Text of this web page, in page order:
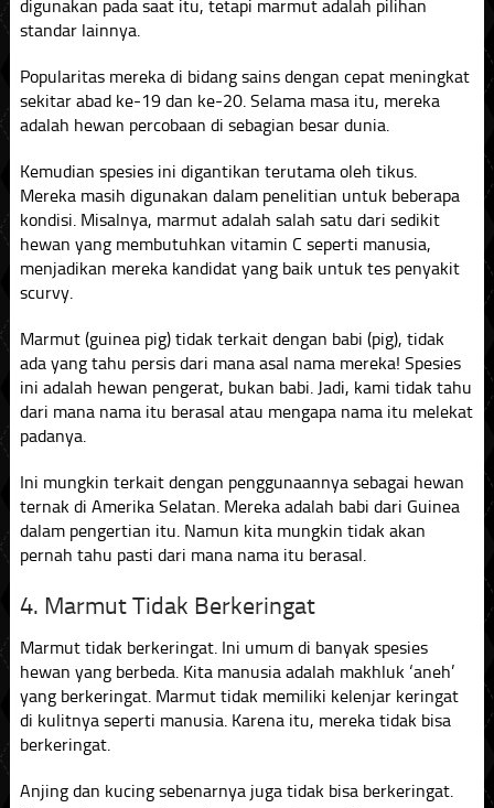
digunakan pada saat itu, tetapi marmut adalah pilihan
standar lainnya.
Popularitas mereka di bidang sains dengan cepat meningkat
sekitar abad ke-19 dan ke-20. Selama masa itu, mereka
adalah hewan percobaan di sebagian besar dunia.
Kemudian spesies ini digantikan terutama oleh tikus.
Mereka masih digunakan dalam penelitian untuk beberapa
kondisi. Misalnya, marmut adalah salah satu dari sedikit
hewan yang membutuhkan vitamin C seperti manusia,
menjadikan mereka kandidat yang baik untuk tes penyakit
scurvy.
Marmut (guinea pig) tidak terkait dengan babi (pig), tidak
ada yang tahu persis dari mana asal nama mereka! Spesies
ini adalah hewan pengerat, bukan babi. Jadi, kami tidak tahu
dari mana nama itu berasal atau mengapa nama itu melekat
padanya.
Ini mungkin terkait dengan penggunaannya sebagai hewan
ternak di Amerika Selatan. Mereka adalah babi dari Guinea
dalam pengertian itu. Namun kita mungkin tidak akan
pernah tahu pasti dari mana nama itu berasal.
4. Marmut Tidak Berkeringat
Marmut tidak berkeringat. Ini umum di banyak spesies
hewan yang berbeda. Kita manusia adalah makhluk ‘aneh’
yang berkeringat. Marmut tidak memiliki kelenjar keringat
di kulitnya seperti manusia. Karena itu, mereka tidak bisa
berkeringat.
Anjing dan kucing sebenarnya juga tidak bisa berkeringat.